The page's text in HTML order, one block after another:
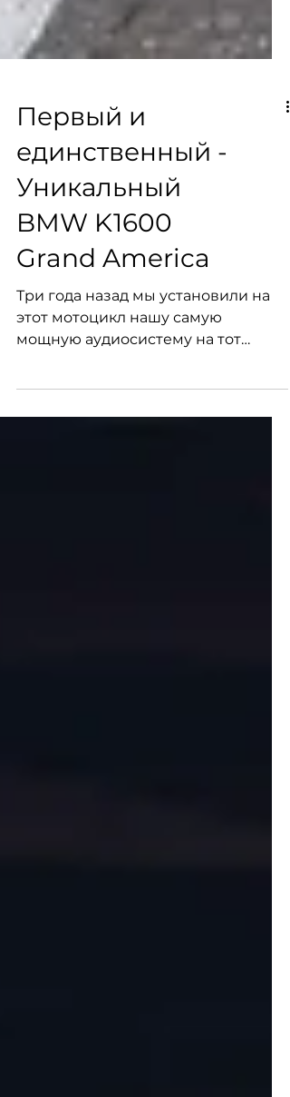
Первый и
единственный -
Уникальный
BMW K1600
Grand America
Три года назад мы установили на
мощную аудиосистему на тот